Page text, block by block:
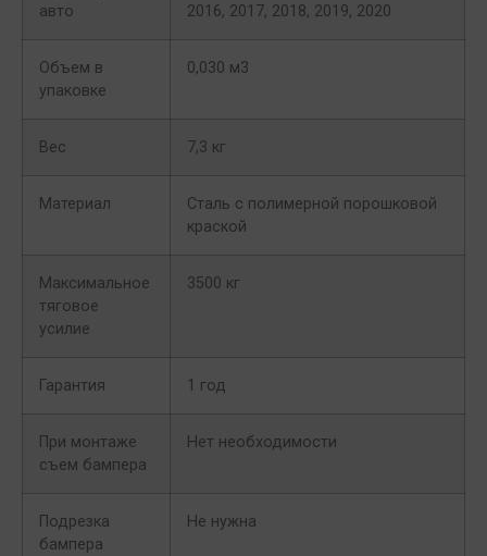
авто
2016, 2017, 2018, 2019, 2020
Объем в
упаковке
0,030 м3
Вес 7,3 кг
Материал
Сталь с полимерной порошковой
краской
Максимальное
тяговое
усилие
3500 кг
Гарантия 1 год
При монтаже
съем бампера
Нет необходимости
Подрезка
бампера
Не нужна